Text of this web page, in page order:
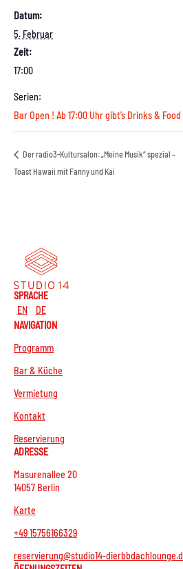
Datum:
5. Februar
Zeit:
17:00
Serien:
Bar Open ! Ab 17:00 Uhr gibt’s Drinks & Food
Der radio3-Kultursalon: „Meine Musik“ spezial –
Toast Hawaii mit Fanny und Kai
SPRACHE
EN
DE
NAVIGATION
Programm
Bar & Küche
Vermietung
Kontakt
Reservierung
ADRESSE
Masurenallee 20
14057 Berlin
Karte
+49 15756166329
reservierung@studio14-